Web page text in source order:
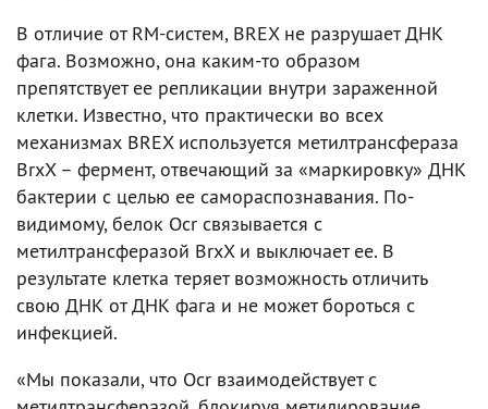
В отличие от RM-систем, BREX не разрушает ДНК
фага. Возможно, она каким-то образом
препятствует ее репликации внутри зараженной
клетки. Известно, что практически во всех
механизмах BREX используется метилтрансфераза
BrxX – фермент, отвечающий за «маркировку» ДНК
бактерии с целью ее самораспознавания. По-
видимому, белок Ocr связывается с
метилтрансферазой BrxX и выключает ее. В
результате клетка теряет возможность отличить
свою ДНК от ДНК фага и не может бороться с
инфекцией.
«Мы показали, что Ocr взаимодействует с